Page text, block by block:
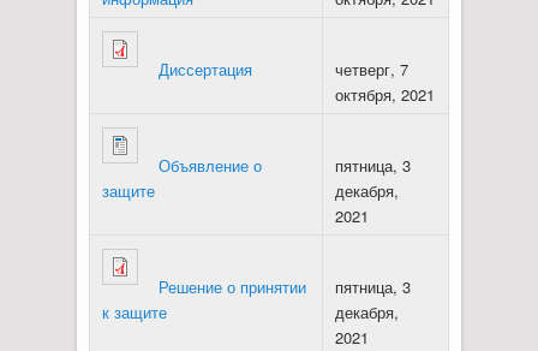
Диссертация
четверг, 7
октября, 2021
Объявление о
защите
пятница, 3
декабря,
2021
Решение о принятии
к защите
пятница, 3
декабря,
2021